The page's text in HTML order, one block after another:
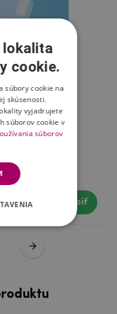
Redmi Note 8
Kúpiť
lokalita
cookie.
súbory cookie na
skúsenosti.
vyjadrujete
súborov cookie v
súborov